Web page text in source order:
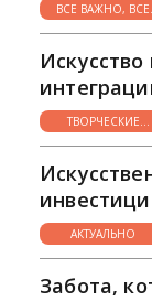
ВСЕ ВАЖНО, ВСЕ
НУЖНО
ТВОРЧЕСКИЕ
ГОРИЗОНТЫ
АКТУАЛЬНО
Забота,